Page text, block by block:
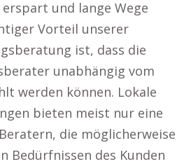
und lange Wege
Vorteil unserer
ist, dass die
unabhängig vom
werden können. Lokale
bieten meist nur eine
die möglicherweise
Bedürfnissen des Kunden